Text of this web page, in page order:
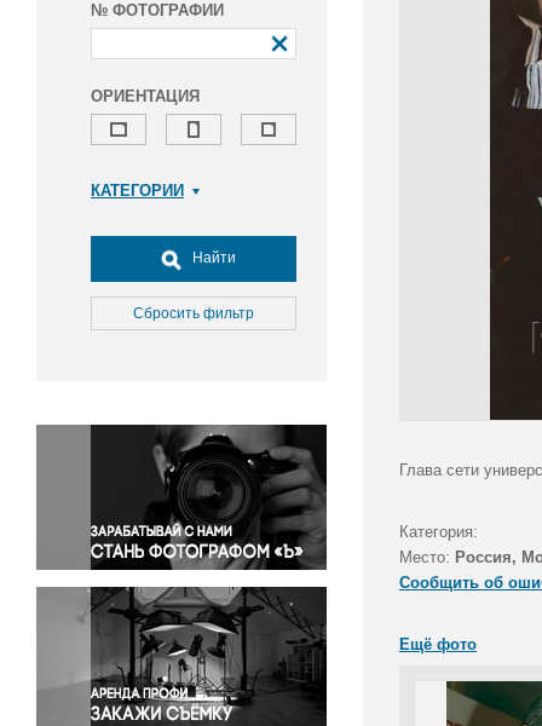
№ ФОТОГРАФИИ
ОРИЕНТАЦИЯ
КАТЕГОРИИ
Досуг, туризм и отдых
Культура
Медицина
Окружающая среда
Политика
Правосудие
Происшествия и конфликты
Религия
Светская жизнь
Спорт
Экология
Экономика и бизнес
Найти
Сбросить фильтр
Глава сети
Категория:
Место: Россия,
Сообщить об
Ещё фото